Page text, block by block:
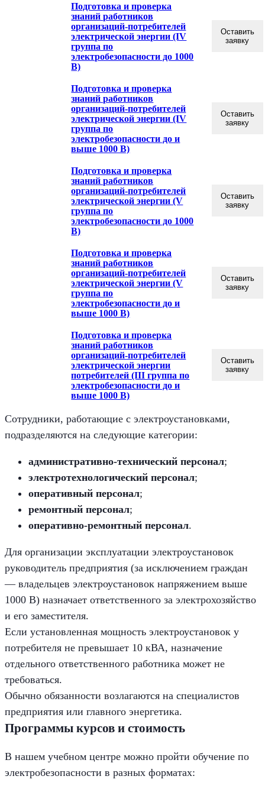
Подготовка и проверка
знаний работников
организаций-потребителей
электрической энергии (IV
группа по
электробезопасности до 1000
В)
Оставить
заявку
Подготовка и проверка
знаний работников
организаций-потребителей
электрической энергии (IV
группа по
электробезопасности до и
выше 1000 В)
Оставить
заявку
Подготовка и проверка
знаний работников
организаций-потребителей
электрической энергии (V
группа по
электробезопасности до 1000
В)
Оставить
заявку
Подготовка и проверка
знаний работников
организаций-потребителей
электрической энергии (V
группа по
электробезопасности до и
выше 1000 В)
Оставить
заявку
Подготовка и проверка
знаний работников
организаций-потребителей
электрической энергии
потребителей (III группа по
электробезопасности до и
выше 1000 В)
Оставить
заявку
Сотрудники, работающие с электроустановками,
подразделяются на следующие категории:
административно-технический персонал;
электротехнологический персонал;
оперативный персонал;
ремонтный персонал;
оперативно-ремонтный персонал.
Для организации эксплуатации электроустановок
руководитель предприятия (за исключением граждан
— владельцев электроустановок напряжением выше
1000 В) назначает ответственного за электрохозяйство
и его заместителя.
Если установленная мощность электроустановок у
потребителя не превышает 10 кВА, назначение
отдельного ответственного работника может не
требоваться.
Обычно обязанности возлагаются на специалистов
предприятия или главного энергетика.
Программы курсов и стоимость
В нашем учебном центре можно пройти обучение по
электробезопасности в разных форматах: